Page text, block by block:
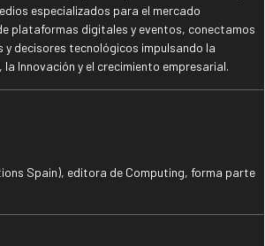
especializados para el mercado
plataformas digitales y eventos, conectamos
decisores tecnológicos impulsando la
Innovación y el crecimiento empresarial.
Spain), editora de Computing, forma parte